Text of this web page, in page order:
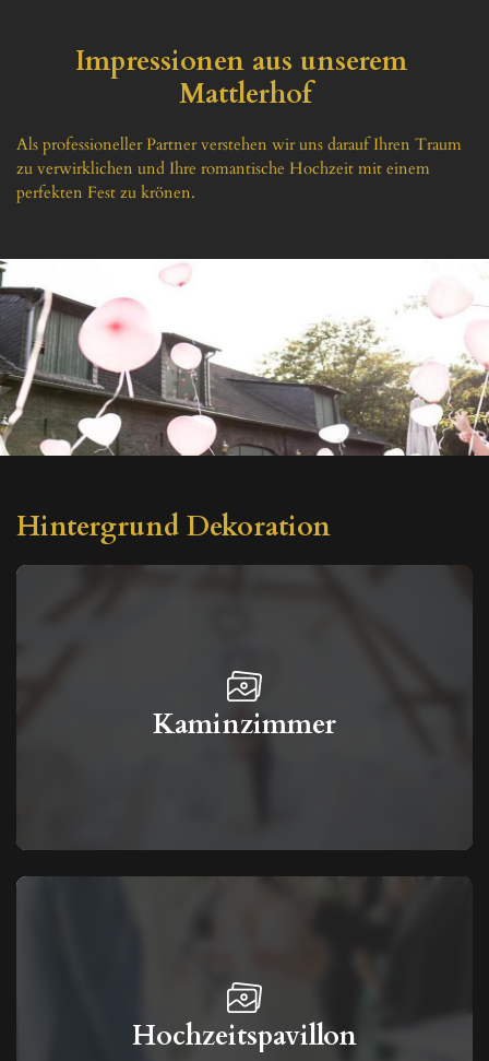
Impressionen aus unserem
Mattlerhof
Als professioneller Partner verstehen wir uns darauf Ihren Traum
zu verwirklichen und Ihre romantische Hochzeit mit einem
perfekten Fest zu krönen.
Hintergrund Dekoration
Kaminzimmer
Hochzeitspavillon